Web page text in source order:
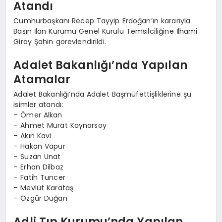
Atandı
Cumhurbaşkanı Recep Tayyip Erdoğan’ın kararıyla
Basın İlan Kurumu Genel Kurulu Temsilciliğine İlhami
Giray Şahin görevlendirildi.
Adalet Bakanlığı’nda Yapılan
Atamalar
Adalet Bakanlığı’nda Adalet Başmüfettişliklerine şu
isimler atandı:
– Ömer Alkan
– Ahmet Murat Kaynarsoy
– Akın Kavi
– Hakan Vapur
– Suzan Unat
– Erhan Dilbaz
– Fatih Tuncer
– Mevlüt Karataş
– Özgür Duğan